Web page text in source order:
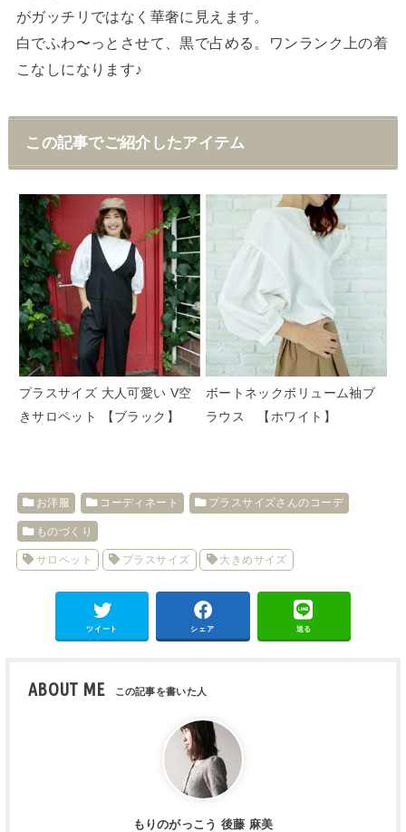
がガッチリではなく華奢に見えます。
白でふわ〜っとさせて、黒で占める。ワンランク上の着
こなしになります♪
この記事でご紹介したアイテム
プラスサイズ 大人可愛い V空
きサロペット 【ブラック】
ボートネックボリューム袖ブ
ラウス 【ホワイト】
お洋服 コーディネート プラスサイズさんのコーデ
ものづくり
サロペット プラスサイズ 大きめサイズ
ツイート シェア 送る
ABOUT ME
もりのがっこう 後藤 麻美